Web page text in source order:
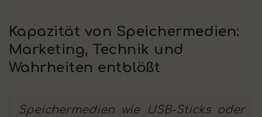
Kapazität von Speichermedien:
Marketing, Technik und
Wahrheiten entblößt
Speichermedien wie USB-Sticks oder